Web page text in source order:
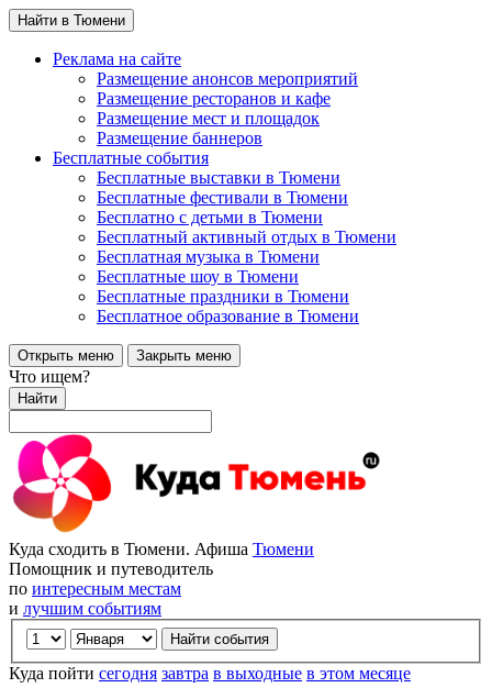
Найти в Тюмени
Реклама на сайте
Размещение анонсов мероприятий
Размещение ресторанов и кафе
Размещение мест и площадок
Размещение баннеров
Бесплатные события
Бесплатные выставки в Тюмени
Бесплатные фестивали в Тюмени
Бесплатно с детьми в Тюмени
Бесплатный активный отдых в Тюмени
Бесплатная музыка в Тюмени
Бесплатные шоу в Тюмени
Бесплатные праздники в Тюмени
Бесплатное образование в Тюмени
Открыть меню Закрыть меню
Что ищем?
Найти
Куда сходить в Тюмени. Афиша Тюмени
Помощник и путеводитель
по интересным местам
и лучшим событиям
Куда пойти сегодня завтра в выходные в этом месяце